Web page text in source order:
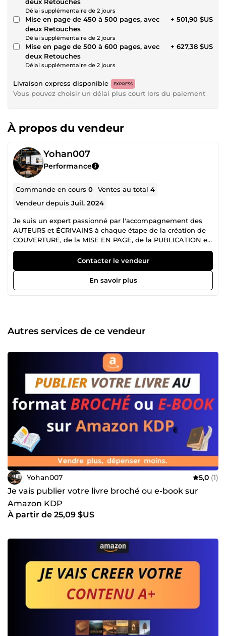
Délai supplémentaire de 2 jours
Mise en page de 450 à 500 pages, avec
deux Retouches
Délai supplémentaire de 2 jours
+ 501,90 $US
Mise en page de 500 à 600 pages, avec
deux Retouches
Délai supplémentaire de 2 jours
+ 627,38 $US
Livraison express disponible EXPRESS
Vous pouvez choisir un délai plus court lors du paiement
À propos du vendeur
Yohan007
Performance
Commande en cours0 Ventes au total4
Vendeur depuisJuil. 2024
Je suis un expert passionné par l'accompagnement des
AUTEURS et ÉCRIVAINS à chaque étape de la création de
COUVERTURE, de la MISE EN PAGE, de la PUBLICATION et
la PROMOTION de vos** LIVRES** sur Amazon 📚. Nous
vous accompagnons ainsi dans la création de vos
AFFICHES, BANNIERES, VISUELS promotionnels et tous vos
besoins en DESIGN et IMAGE. ✨ ***Laissez-nous
transformer vos concepts en visuels percutants qui captent
Contacter le vendeur
En savoir plus
Autres services de ce vendeur
Yohan007 5,0 (1)
Je vais publier votre livre broché ou e-book sur
Amazon KDP
À partir de 25,09 $US